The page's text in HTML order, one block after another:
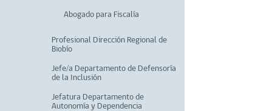
Abogado para Fiscalía
Profesional Dirección Regional de
Biobío
Jefe/a Departamento de Defensoría
de la Inclusión
Jefatura Departamento de
Autonomía y Dependencia